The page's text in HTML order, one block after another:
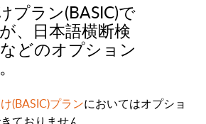
プラン(BASIC)で
、日本語横断検
どのオプション
(BASIC)プランにおいてはオプショ